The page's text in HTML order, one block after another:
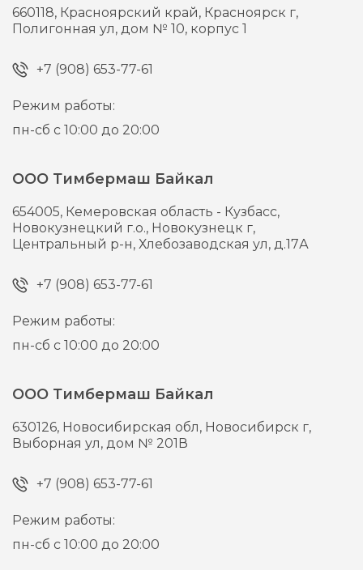
660118, Красноярский край, Красноярск г,
Полигонная ул, дом № 10, корпус 1
+7 (908) 653-77-61
Режим работы:
пн-сб с 10:00 до 20:00
ООО Тимбермаш Байкал
654005, Кемеровская область - Кузбасс,
Новокузнецкий г.о., Новокузнецк г,
Центральный р-н, Хлебозаводская ул, д.17А
+7 (908) 653-77-61
Режим работы:
пн-сб с 10:00 до 20:00
ООО Тимбермаш Байкал
630126, Новосибирская обл, Новосибирск г,
Выборная ул, дом № 201В
+7 (908) 653-77-61
Режим работы:
пн-сб с 10:00 до 20:00